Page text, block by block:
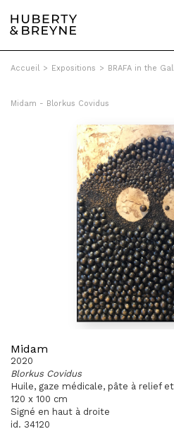
Accueil > Expositions > BRAFA in the
Midam - Blorkus Covidus
Midam
2020
Blorkus Covidus
Huile, gaze médicale, pâte à relief
120 x 100 cm
Signé en haut à droite
id. 34120